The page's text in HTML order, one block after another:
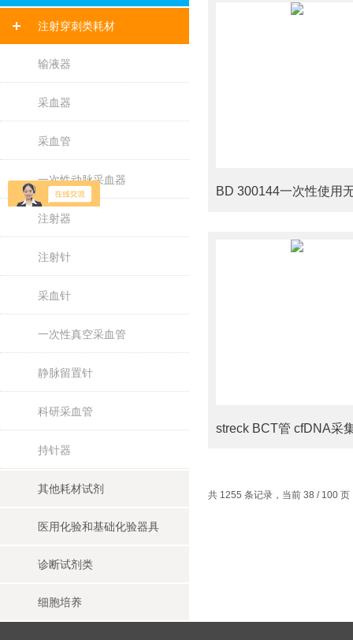
注射穿刺类耗材
输液器
采血器
采血管
一次性动脉采血器
注射器
注射针
采血针
一次性真空采血管
静脉留置针
科研采血管
持针器
其他耗材试剂
医用化验和基础化验器具
诊断试剂类
细胞培养
共 1255 条记录，当前 38 / 100